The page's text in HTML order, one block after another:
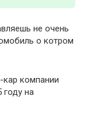
не очень
о котром
компании
году на